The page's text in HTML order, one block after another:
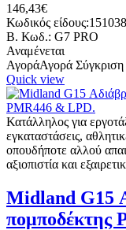
146,43€
Κωδικός
B. Κωδ.: G7 PRO
Αναμένεται
ΑγοράΑγορά Σύγκριση
Quick view
Κατάλληλος για
εγκαταστάσεις,
οπουδήποτε αλλού
αξιοπιστία και
Midland G15
πομποδέκτης